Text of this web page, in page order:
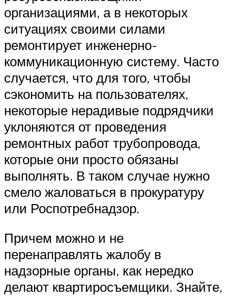
организациями, а в некоторых
ситуациях своими силами
ремонтирует инженерно-
коммуникационную систему. Часто
случается, что для того, чтобы
сэкономить на пользователях,
некоторые нерадивые подрядчики
уклоняются от проведения
ремонтных работ трубопровода,
которые они просто обязаны
выполнять. В таком случае нужно
смело жаловаться в прокуратуру
или Роспотребнадзор.
Причем можно и не
перенаправлять жалобу в
надзорные органы, как нередко
делают квартиросъемщики. Знайте,